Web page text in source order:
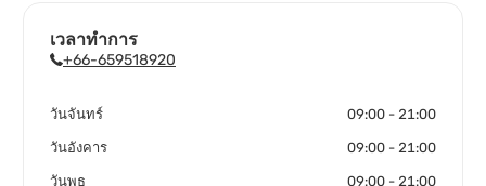
เวลาทำการ
+66-659518920
วันจันทร์ 09:00 - 21:00
วันอังคาร 09:00 - 21:00
วันพุธ 09:00 - 21:00